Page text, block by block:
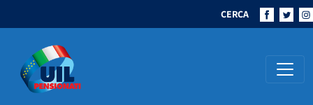
CERCA
Navigazione principale